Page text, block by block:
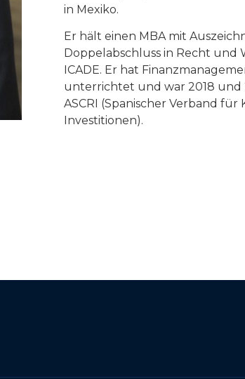
in Mexiko.
Er hält einen MBA mit
Doppelabschluss in Recht und
ICADE. Er hat
unterrichtet und war 2018 und
ASCRI (Spanischer Verband für
Investitionen).